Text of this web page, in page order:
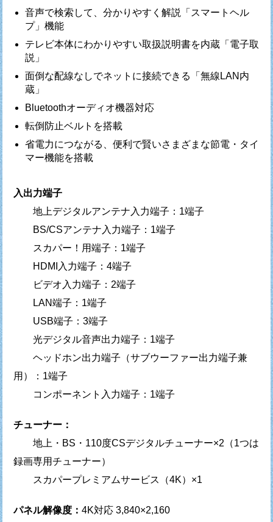
音声で検索して、分かりやすく解説「スマートヘル
プ」機能
テレビ本体にわかりやすい取扱説明書を内蔵「電子取
説」
面倒な配線なしでネットに接続できる「無線LAN内
蔵」
Bluetoothオーディオ機器対応
転倒防止ベルトを搭載
省電力につながる、便利で賢いさまざまな節電・タイ
マー機能を搭載
入出力端子
地上デジタルアンテナ入力端子：1端子
BS/CSアンテナ入力端子：1端子
スカパー！用端子：1端子
HDMI入力端子：4端子
ビデオ入力端子：2端子
LAN端子：1端子
USB端子：3端子
光デジタル音声出力端子：1端子
ヘッドホン出力端子（サブウーファー出力端子兼
用）：1端子
コンポーネント入力端子：1端子
チューナー：
地上・BS・110度CSデジタルチューナー×2（1つは
録画専用チューナー）
スカパープレミアムサービス（4K）×1
パネル解像度： 4K対応 3,840×2,160